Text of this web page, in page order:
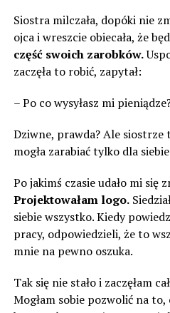
Siostra milczała, dopóki nie
ojca i wreszcie obiecała, że
część swoich zarobków.
zaczęła to robić, zapytał:
– Po co wysyłasz mi
Dziwne, prawda? Ale siostrze
mogła zarabiać tylko dla
Po jakimś czasie udało mi się
Projektowałam logo.
siebie wszystko. Kiedy
pracy, odpowiedzieli, że to
mnie na pewno oszuka.
Tak się nie stało i zaczęłam
Mogłam sobie pozwolić na to,